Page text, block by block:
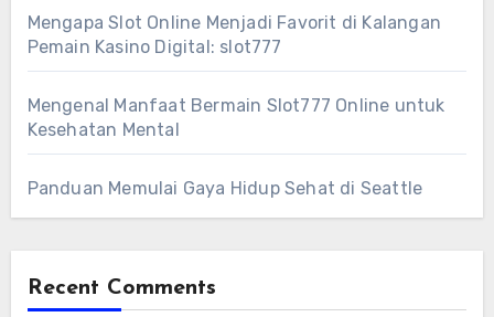
Mengapa Slot Online Menjadi Favorit di Kalangan
Pemain Kasino Digital: slot777
Mengenal Manfaat Bermain Slot777 Online untuk
Kesehatan Mental
Panduan Memulai Gaya Hidup Sehat di Seattle
Recent Comments